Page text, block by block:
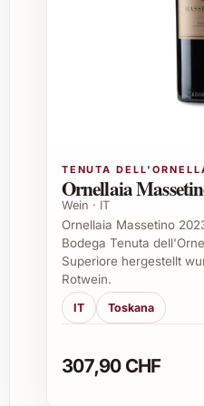
Aromatik optimal
Wie lagerfähig ist dieser
besten wird er
genossen, um sein
Aromenspektrum zu
Passt der Wein zu Käse?
Ja, vor allem zu
Ziegenkäse
TENUTA
Ornellaia
Wein · IT
Ornellaia Massetino
Bodega Tenuta
Superiore hergestellt
Rotwein.
IT Toskana
307,90 CHF